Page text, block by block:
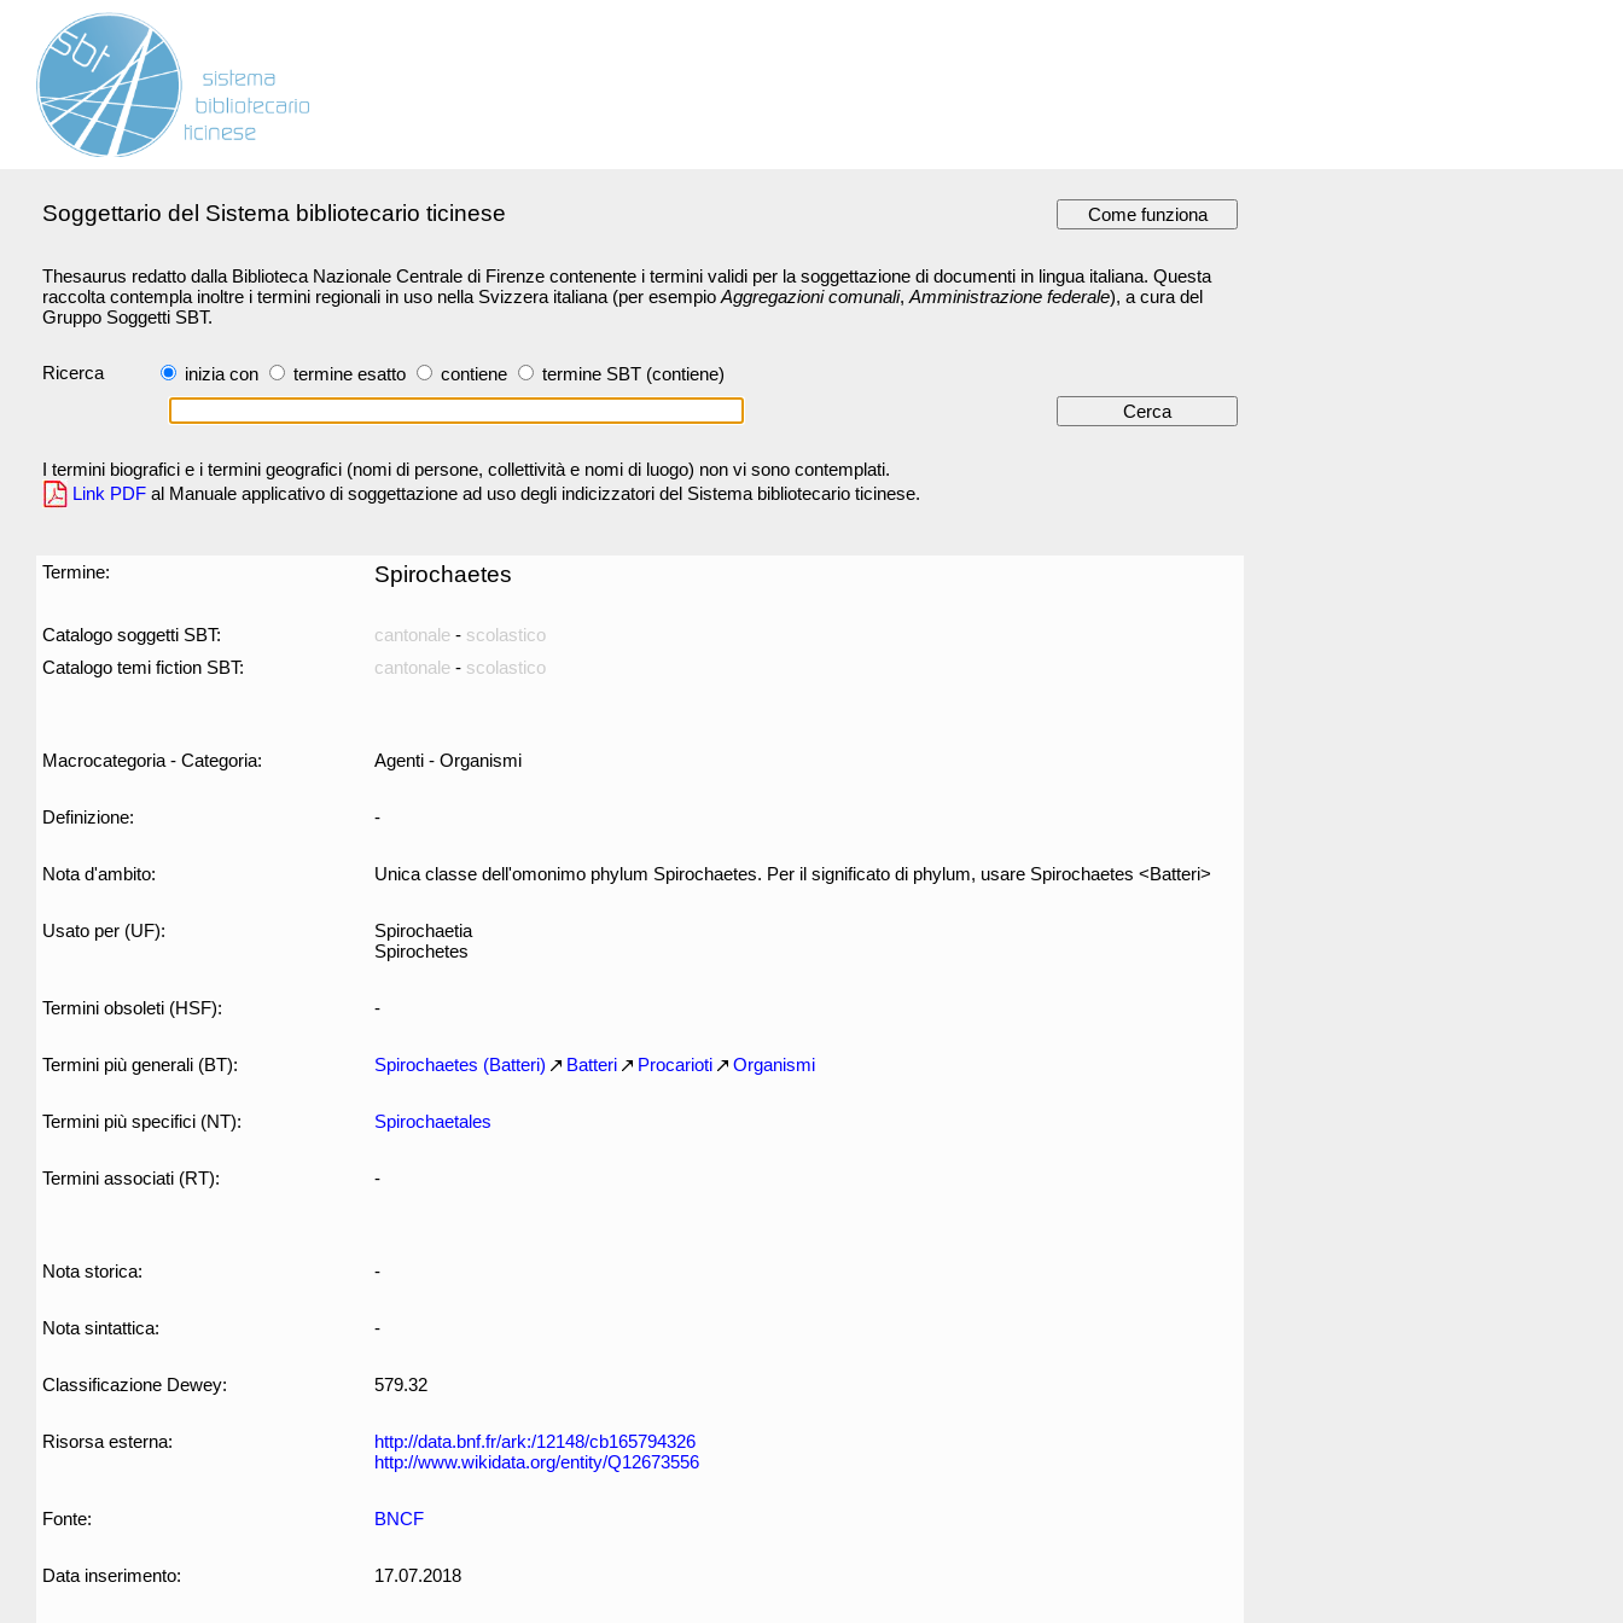
Soggettario del Sistema bibliotecario ticinese
Thesaurus redatto dalla Biblioteca Nazionale Centrale di Firenze contenente i termini validi per la soggettazione di documenti in lingua italiana. Questa
raccolta contempla inoltre i termini regionali in uso nella Svizzera italiana (per esempio Aggregazioni comunali, Amministrazione federale), a cura del
Gruppo Soggetti SBT.
Ricerca inizia con termine esatto contiene termine SBT (contiene)
I termini biografici e i termini geografici (nomi di persone, collettività e nomi di luogo) non vi sono contemplati.
Link PDF al Manuale applicativo di soggettazione ad uso degli indicizzatori del Sistema bibliotecario ticinese.
Termine: Spirochaetes
Catalogo soggetti SBT: cantonale - scolastico
Catalogo temi fiction SBT:
cantonale - scolastico
Macrocategoria - Categoria: Agenti - Organismi
Definizione: -
Nota d'ambito: Unica classe dell'omonimo phylum Spirochaetes. Per il significato di phylum, usare Spirochaetes <Batteri>
Usato per (UF):
Spirochaetia
Spirochetes
Termini obsoleti (HSF): -
Termini più generali (BT): Spirochaetes (Batteri) Batteri Procarioti Organismi
Termini più specifici (NT): Spirochaetales
Termini associati (RT): -
Nota storica: -
Nota sintattica: -
Classificazione Dewey: 579.32
Risorsa esterna:
http://data.bnf.fr/ark:/12148/cb165794326
http://www.wikidata.org/entity/Q12673556
Fonte: BNCF
Data inserimento: 17.07.2018